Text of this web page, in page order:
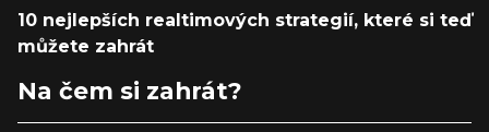
10 nejlepších realtimových strategií, které si teď
můžete zahrát
Na čem si zahrát?